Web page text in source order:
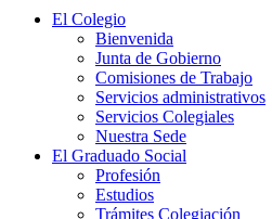
El Colegio
Bienvenida
Junta de Gobierno
Comisiones de Trabajo
Servicios administrativos
Servicios Colegiales
Nuestra Sede
El Graduado Social
Profesión
Estudios
Trámites Colegiación